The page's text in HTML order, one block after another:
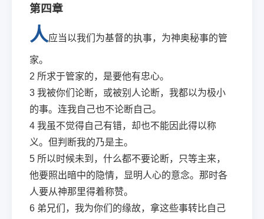
第四章
人应当以我们为基督的执事，为神奥秘事的管
家。
2 所求于管家的，是要他有忠心。
3 我被你们论断，或被别人论断，我都以为极小
的事。连我自己也不论断自己。
4 我虽不觉得自己有错，却也不能因此得以称
义。但判断我的乃是主。
5 所以时候未到，什么都不要论断，只等主来，
他要照出暗中的隐情，显明人心的意念。那时各
人要从神那里得着称赞。
6 弟兄们，我为你们的缘故，拿这些事转比自己